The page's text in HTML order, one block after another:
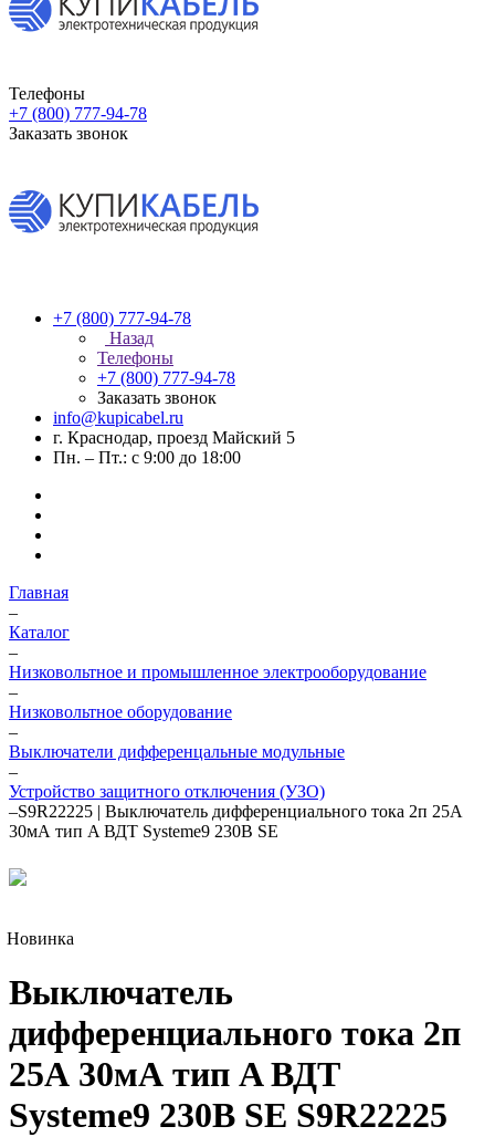
Телефоны
+7 (800) 777-94-78
Заказать звонок
+7 (800) 777-94-78
Назад
Телефоны
+7 (800) 777-94-78
Заказать звонок
info@kupicabel.ru
г. Краснодар, проезд Майский 5
Пн. – Пт.: с 9:00 до 18:00
Главная
–
Каталог
–
Низковольтное и промышленное электрооборудование
–
Низковольтное оборудование
–
Выключатели дифференцальные модульные
–
Устройство защитного отключения (УЗО)
–S9R22225 | Выключатель дифференциального тока 2п 25А
30мА тип A ВДТ Systeme9 230В SE
Новинка
Выключатель
дифференциального тока 2п
25А 30мА тип A ВДТ
Systeme9 230В SE S9R22225